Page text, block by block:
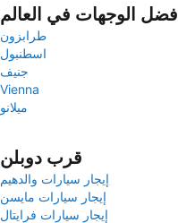
أفضل الوجهات في العالم
طرابزون
اسطنبول
جنيف
Vienna
ميلانو
قرب دوبلن
إيجار سيارات والدهيم
إيجار سيارات مايسن
إيجار سيارات فرايتال